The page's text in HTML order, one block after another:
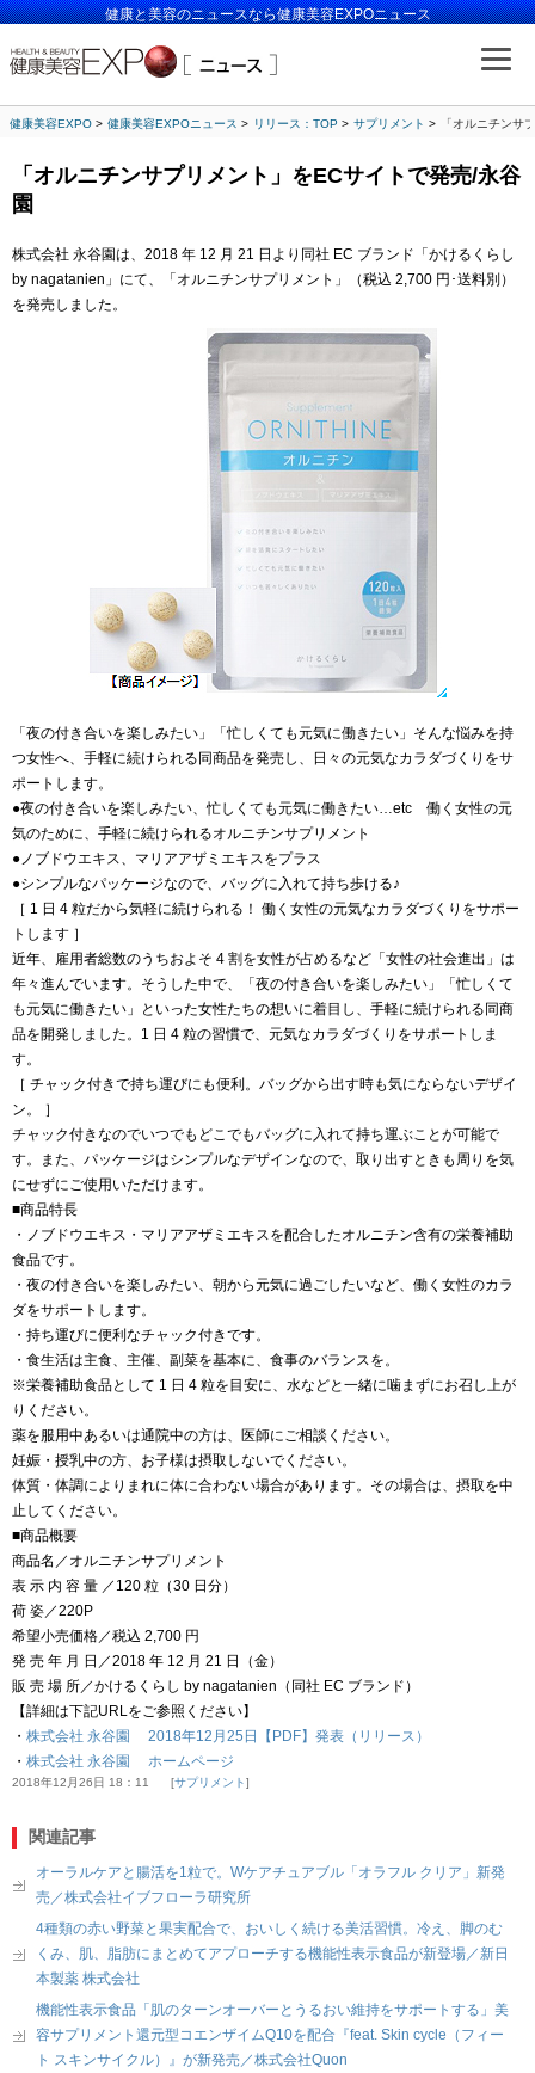
健康と美容のニュースなら健康美容EXPOニュース
健康美容EXPO 健康美容EXPOニュース リリース：TOP サプリメント 「オルニチンサ
「オルニチンサプリメント」をECサイトで発売/永谷
園
株式会社 永谷園は、2018 年 12 月 21 日より同社 EC ブランド「かけるくらし
by nagatanien」にて、「オルニチンサプリメント」（税込 2,700 円･送料別）
を発売しました。
「夜の付き合いを楽しみたい」「忙しくても元気に働きたい」そんな悩みを持
つ女性へ、手軽に続けられる同商品を発売し、日々の元気なカラダづくりをサ
ポートします。
●夜の付き合いを楽しみたい、忙しくても元気に働きたい…etc 働く女性の元
気のために、手軽に続けられるオルニチンサプリメント
●ノブドウエキス、マリアアザミエキスをプラス
●シンプルなパッケージなので、バッグに入れて持ち歩ける♪
［ 1 日 4 粒だから気軽に続けられる！ 働く女性の元気なカラダづくりをサポー
トします ］
近年、雇用者総数のうちおよそ 4 割を女性が占めるなど「女性の社会進出」は
年々進んでいます。そうした中で、「夜の付き合いを楽しみたい」「忙しくて
も元気に働きたい」といった女性たちの想いに着目し、手軽に続けられる同商
品を開発しました。1 日 4 粒の習慣で、元気なカラダづくりをサポートしま
す。
［ チャック付きで持ち運びにも便利。バッグから出す時も気にならないデザイ
ン。 ］
チャック付きなのでいつでもどこでもバッグに入れて持ち運ぶことが可能で
す。また、パッケージはシンプルなデザインなので、取り出すときも周りを気
にせずにご使用いただけます。
■商品特長
・ノブドウエキス・マリアアザミエキスを配合したオルニチン含有の栄養補助
食品です。
・夜の付き合いを楽しみたい、朝から元気に過ごしたいなど、働く女性のカラ
ダをサポートします。
・持ち運びに便利なチャック付きです。
・食生活は主食、主催、副菜を基本に、食事のバランスを。
※栄養補助食品として 1 日 4 粒を目安に、水などと一緒に噛まずにお召し上が
りください。
薬を服用中あるいは通院中の方は、医師にご相談ください。
妊娠・授乳中の方、お子様は摂取しないでください。
体質・体調によりまれに体に合わない場合があります。その場合は、摂取を中
止してください。
■商品概要
商品名／オルニチンサプリメント
表 示 内 容 量 ／120 粒（30 日分）
荷 姿／220P
希望小売価格／税込 2,700 円
発 売 年 月 日／2018 年 12 月 21 日（金）
販 売 場 所／かけるくらし by nagatanien（同社 EC ブランド）
【詳細は下記URLをご参照ください】
・ 株式会社 永谷園 2018年12月25日【PDF】発表（リリース）
・ 株式会社 永谷園 ホームページ
2018年12月26日 18：11 サプリメント
関連記事
オーラルケアと腸活を1粒で。Wケアチュアブル「オラフル クリア」新発
売／株式会社イブフローラ研究所
4種類の赤い野菜と果実配合で、おいしく続ける美活習慣。冷え、脚のむ
くみ、肌、脂肪にまとめてアプローチする機能性表示食品が新登場／新日
本製薬 株式会社
機能性表示食品「肌のターンオーバーとうるおい維持をサポートする」美
容サプリメント還元型コエンザイムQ10を配合『feat. Skin cycle（フィー
ト スキンサイクル）』が新発売／株式会社Quon